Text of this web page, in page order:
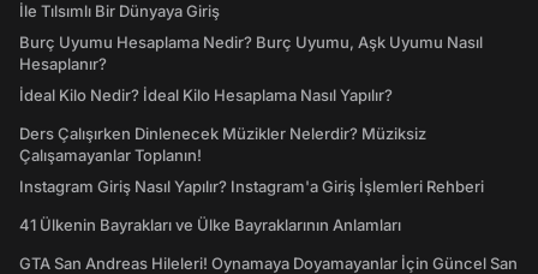
İle Tılsımlı Bir Dünyaya Giriş
Burç Uyumu Hesaplama Nedir? Burç Uyumu, Aşk Uyumu Nasıl
Hesaplanır?
İdeal Kilo Nedir? İdeal Kilo Hesaplama Nasıl Yapılır?
Ders Çalışırken Dinlenecek Müzikler Nelerdir? Müziksiz
Çalışamayanlar Toplanın!
Instagram Giriş Nasıl Yapılır? Instagram'a Giriş İşlemleri Rehberi
41 Ülkenin Bayrakları ve Ülke Bayraklarının Anlamları
GTA San Andreas Hileleri! Oynamaya Doyamayanlar İçin Güncel San